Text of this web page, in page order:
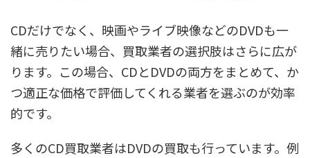
CDだけでなく、映画やライブ映像などのDVDも一
緒に売りたい場合、買取業者の選択肢はさらに広が
ります。この場合、CDとDVDの両方をまとめて、か
つ適正な価格で評価してくれる業者を選ぶのが効率
的です。
多くのCD買取業者はDVDの買取も行っています。例